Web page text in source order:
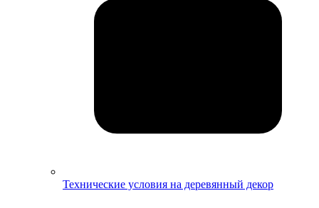
Технические условия на деревянный декор